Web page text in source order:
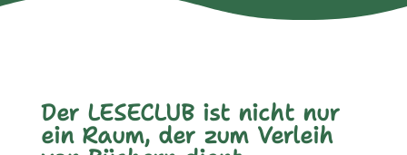
Der LESECLUB ist nicht nur
ein Raum, der zum Verleih